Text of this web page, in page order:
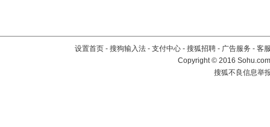
设置首页 - 搜狗输入法 - 支付中心 - 搜狐招聘 - 广告服务 - 客
Copyright©2016
搜狐不良信息举